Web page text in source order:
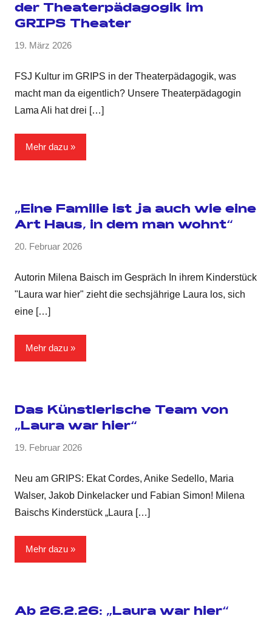
der Theaterpädagogik im
GRIPS Theater
19. März 2026
FSJ Kultur im GRIPS in der Theaterpädagogik, was
macht man da eigentlich? Unsere Theaterpädagogin
Lama Ali hat drei […]
Mehr dazu
„Eine Familie ist ja auch wie eine
Art Haus, in dem man wohnt“
20. Februar 2026
Autorin Milena Baisch im Gespräch In ihrem Kinderstück
"Laura war hier" zieht die sechsjährige Laura los, sich
eine […]
Mehr dazu
Das Künstlerische Team von
„Laura war hier“
19. Februar 2026
Neu am GRIPS: Ekat Cordes, Anike Sedello, Maria
Walser, Jakob Dinkelacker und Fabian Simon! Milena
Baischs Kinderstück „Laura […]
Mehr dazu
Ab 26.2.26: „Laura war hier“